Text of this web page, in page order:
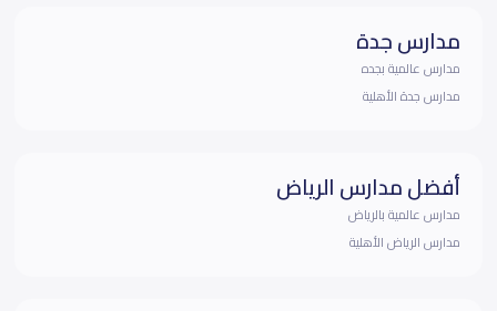
مدارس جدة
مدارس عالمية بجده
مدارس جدة الأهلية
أفضل مدارس الرياض
مدارس عالمية بالرياض
مدارس الرياض الأهلية